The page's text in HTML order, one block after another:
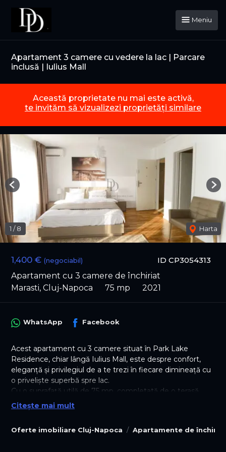
Meniu
Apartament 3 camere cu vedere la lac | Parcare
inclusă | Iulius Mall
Această proprietate nu mai este activă,
te invităm să vizualizezi proprietăți similare
ID CP3054313
1,400 € (negociabil)
Apartament cu 3 camere de închiriat
Marasti, Cluj-Napoca
75 mp 2021
1 /8 Harta
Previous
Oferte imobiliare Cluj-Napoca Apartamente de
WhatsApp Facebook
Acest apartament cu 3 camere situat în Park Lake
Residence, chiar lângă Iulius Mall, este despre confort,
eleganță și privilegiul de a te trezi în fiecare dimineață cu
o priveliște superbă spre lac.
Cu o suprafață utilă de 75 mp, completată de o terasă
generoasă de 15 mp, locuința oferă acel sentiment rar de
spațiu deschis, lumină și liniște, chiar în mijlocul uneia
Orientarea sud-vestică aduce lumină naturală frumoasă
Citește mai mult